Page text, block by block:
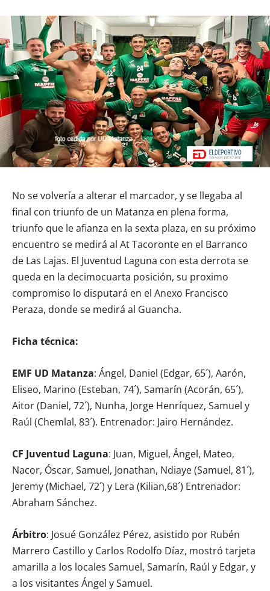
No se volvería a alterar el marcador, y se llegaba al
final con triunfo de un Matanza en plena forma,
triunfo que le afianza en la sexta plaza, en su próximo
encuentro se medirá al At Tacoronte en el Barranco
de Las Lajas. El Juventud Laguna con esta derrota se
queda en la decimocuarta posición, su proximo
compromiso lo disputará en el Anexo Francisco
Peraza, donde se medirá al Guancha.
Ficha técnica:
EMF UD Matanza: Ángel, Daniel (Edgar, 65´), Aarón,
Eliseo, Marino (Esteban, 74´), Samarín (Acorán, 65´),
Aitor (Daniel, 72´), Nunha, Jorge Henríquez, Samuel y
Raúl (Chemlal, 83´). Entrenador: Jairo Hernández.
CF Juventud Laguna: Juan, Miguel, Ángel, Mateo,
Nacor, Óscar, Samuel, Jonathan, Ndiaye (Samuel, 81´),
Jeremy (Michael, 72´) y Lera (Kilian,68´) Entrenador:
Abraham Sánchez.
Árbitro: Josué González Pérez, asistido por Rubén
Marrero Castillo y Carlos Rodolfo Díaz, mostró tarjeta
amarilla a los locales Samuel, Samarín, Raúl y Edgar, y
a los visitantes Ángel y Samuel.